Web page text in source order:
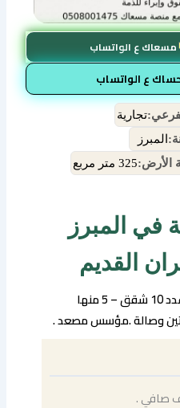
مسعاك ع الواتساب
ع الواتساب
تجارية
المبرز
الأرض:325 متر مربع
في المبرز
القديم
3 فتحات تجارية مؤجرة – وعدد 10 شقق – 5 منها